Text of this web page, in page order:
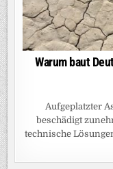
Warum baut
Aufgeplatzter
beschädigt
technische